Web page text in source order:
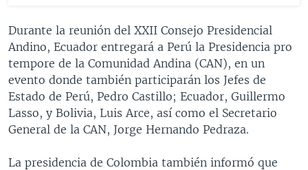
Durante la reunión del XXII Consejo Presidencial
Andino, Ecuador entregará a Perú la Presidencia pro
tempore de la Comunidad Andina (CAN), en un
evento donde también participarán los Jefes de
Estado de Perú, Pedro Castillo; Ecuador, Guillermo
Lasso, y Bolivia, Luis Arce, así como el Secretario
General de la CAN, Jorge Hernando Pedraza.
La presidencia de Colombia también informó que